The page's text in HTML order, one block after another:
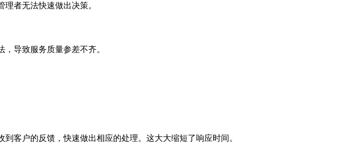
者无法快速做出决策。
导致服务质量参差不齐。
客户的反馈，快速做出相应的处理。这大大缩短了响应时间。